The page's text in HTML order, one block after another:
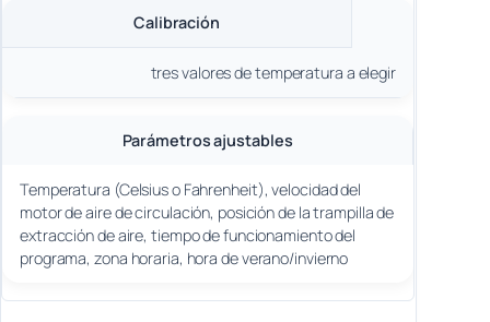
Calibración
tres valores de temperatura a elegir
Parámetros ajustables
Temperatura (Celsius o Fahrenheit), velocidad del
motor de aire de circulación, posición de la trampilla de
extracción de aire, tiempo de funcionamiento del
programa, zona horaria, hora de verano/invierno